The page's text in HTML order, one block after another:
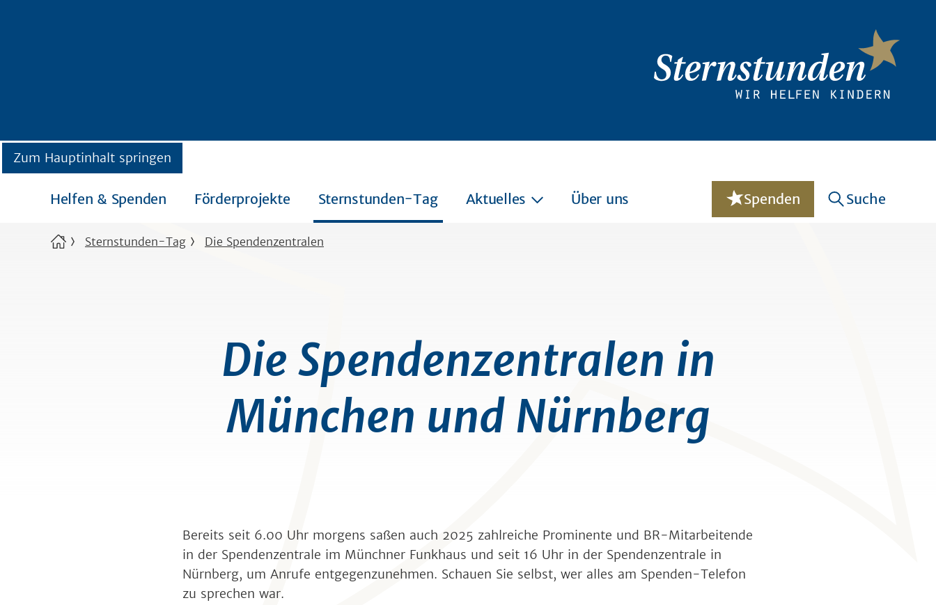
Zum Hauptinhalt springen
Helfen & Spenden Förderprojekte Sternstunden-Tag Aktuelles Über uns Spenden Suche
Sternstunden-Tag Die Spendenzentralen
Die Spendenzentralen in
München und Nürnberg
Bereits seit 6.00 Uhr morgens saßen auch 2025 zahlreiche Prominente und BR-Mitarbeitende
in der Spendenzentrale im Münchner Funkhaus und seit 16 Uhr in der Spendenzentrale in
Nürnberg, um Anrufe entgegenzunehmen. Schauen Sie selbst, wer alles am Spenden-Telefon
zu sprechen war.